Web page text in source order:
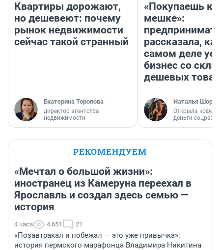
Квартиры дорожают,
но дешевеют: почему
рынок недвижимости
сейчас такой странный
Екатерина Торопова
директор агентства
недвижимости
«Покупаешь
мешке»:
рассказала,
самом деле
бизнес со
дешевых
Наталья
Открыла
деньги
РЕКОМЕНДУЕМ
«Мечтал о большой жизни»:
иностранец из Камеруна переехал в
Ярославль и создал здесь семью —
история
4 часа 4 651 21
«Позавтракал и побежал — это уже привычка»:
история пермского марафонца Владимира Никитина